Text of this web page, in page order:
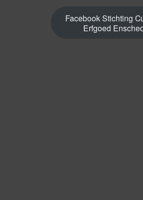
Facebook Stichting
Erfgoed